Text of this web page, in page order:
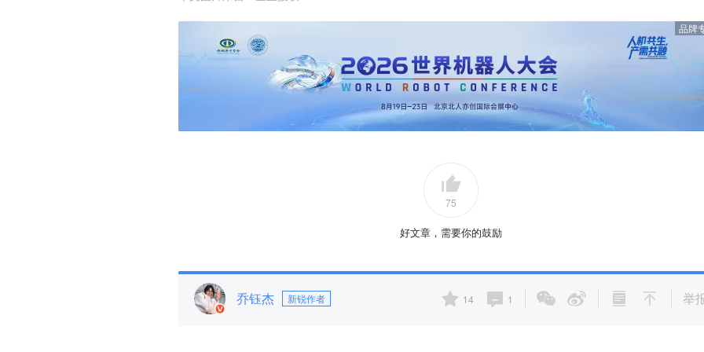
品牌
75
好文章，需要你的鼓励
乔钰杰 新锐作者 14 1 举